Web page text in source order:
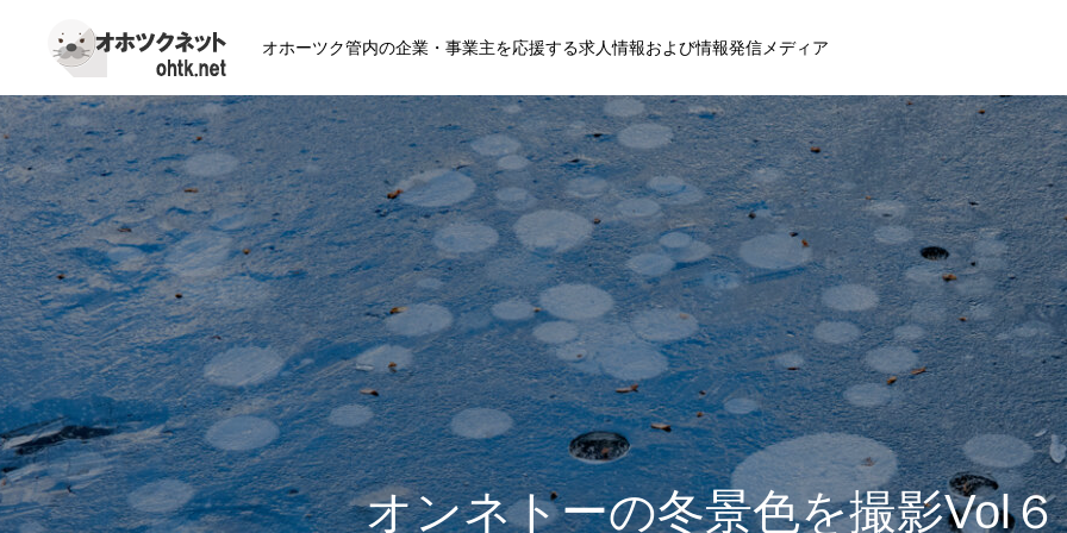
オホーツク管内の企業・事業主を応援する求人情報および情報発信メディア
オンネトーの冬景色を撮影Vol